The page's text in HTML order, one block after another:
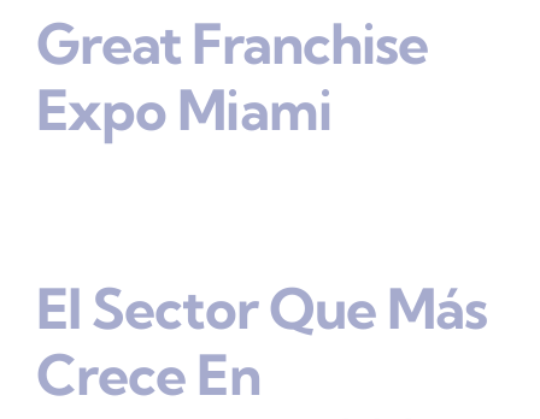
Great Franchise
Expo Miami
El Sector Que Más
Crece En